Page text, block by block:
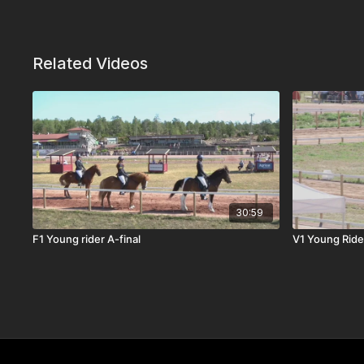
Related Videos
30:59
F1 Young rider A-final V1 Young